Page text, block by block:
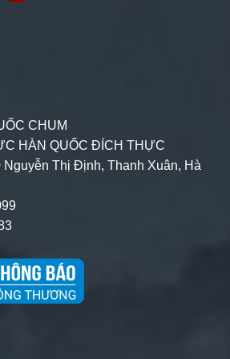
CHUM
HÀN QUỐC ĐÍCH THỰC
Thị Định, Thanh Xuân, Hà